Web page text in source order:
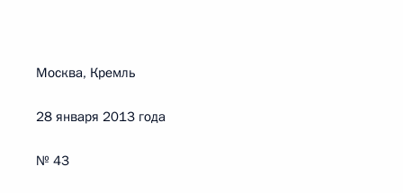
Москва, Кремль
28 января 2013 года
№ 43